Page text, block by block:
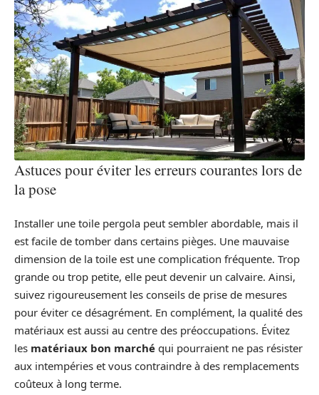
Astuces pour éviter les erreurs courantes lors de
la pose
Installer une toile pergola peut sembler abordable, mais il
est facile de tomber dans certains pièges. Une mauvaise
dimension de la toile est une complication fréquente. Trop
grande ou trop petite, elle peut devenir un calvaire. Ainsi,
suivez rigoureusement les conseils de prise de mesures
pour éviter ce désagrément. En complément, la qualité des
matériaux est aussi au centre des préoccupations. Évitez
les matériaux bon marché qui pourraient ne pas résister
aux intempéries et vous contraindre à des remplacements
coûteux à long terme.